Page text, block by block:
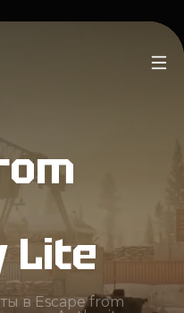
Lite
в Escape from